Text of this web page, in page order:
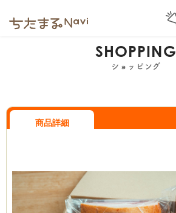
SHOPPING
ショッピング
商品詳細